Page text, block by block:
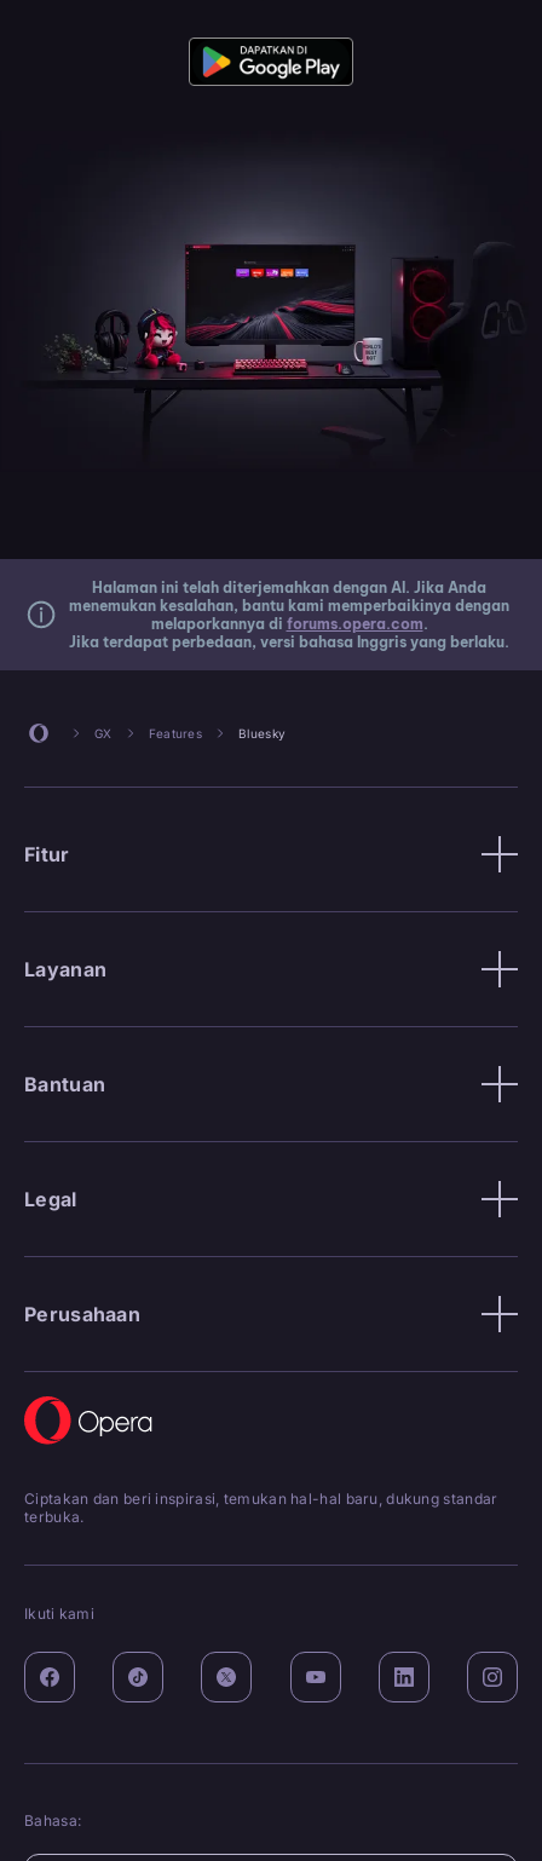
Halaman ini telah diterjemahkan dengan AI. Jika Anda
menemukan kesalahan, bantu kami memperbaikinya dengan
melaporkannya di forums.opera.com.
Jika terdapat perbedaan, versi bahasa Inggris yang berlaku.
GX Features Bluesky
Fitur
Layanan
Bantuan
Legal
Perusahaan
Ciptakan dan beri inspirasi, temukan hal-hal baru, dukung standar
terbuka.
Ikuti kami
Bahasa: